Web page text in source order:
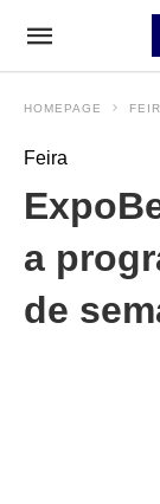
HOMEPAGE
Feira
a
de